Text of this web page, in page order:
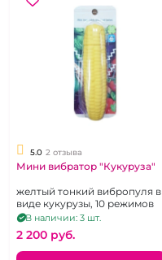
5.0 2 отзыва
Мини вибратор "Кукуруза"
желтый тонкий вибропуля в
виде кукурузы, 10 режимов
В наличии: 3 шт.
2 200 pуб.